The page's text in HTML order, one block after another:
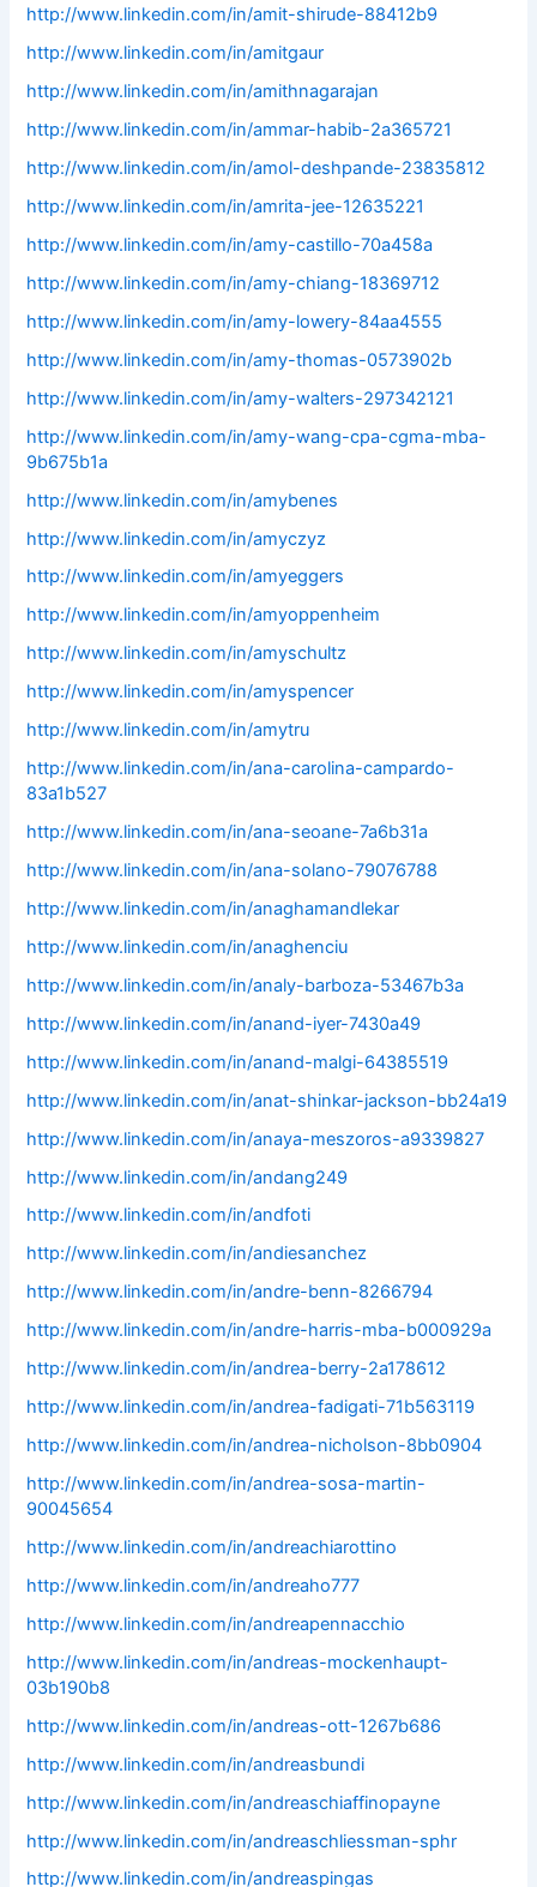
http://www.linkedin.com/in/amit-shirude-88412b9
http://www.linkedin.com/in/amitgaur
http://www.linkedin.com/in/amithnagarajan
http://www.linkedin.com/in/ammar-habib-2a365721
http://www.linkedin.com/in/amol-deshpande-23835812
http://www.linkedin.com/in/amrita-jee-12635221
http://www.linkedin.com/in/amy-castillo-70a458a
http://www.linkedin.com/in/amy-chiang-18369712
http://www.linkedin.com/in/amy-lowery-84aa4555
http://www.linkedin.com/in/amy-thomas-0573902b
http://www.linkedin.com/in/amy-walters-297342121
http://www.linkedin.com/in/amy-wang-cpa-cgma-mba-
9b675b1a
http://www.linkedin.com/in/amybenes
http://www.linkedin.com/in/amyczyz
http://www.linkedin.com/in/amyeggers
http://www.linkedin.com/in/amyoppenheim
http://www.linkedin.com/in/amyschultz
http://www.linkedin.com/in/amyspencer
http://www.linkedin.com/in/amytru
http://www.linkedin.com/in/ana-carolina-campardo-
83a1b527
http://www.linkedin.com/in/ana-seoane-7a6b31a
http://www.linkedin.com/in/ana-solano-79076788
http://www.linkedin.com/in/anaghamandlekar
http://www.linkedin.com/in/anaghenciu
http://www.linkedin.com/in/analy-barboza-53467b3a
http://www.linkedin.com/in/anand-iyer-7430a49
http://www.linkedin.com/in/anand-malgi-64385519
http://www.linkedin.com/in/anat-shinkar-jackson-bb24a19
http://www.linkedin.com/in/anaya-meszoros-a9339827
http://www.linkedin.com/in/andang249
http://www.linkedin.com/in/andfoti
http://www.linkedin.com/in/andiesanchez
http://www.linkedin.com/in/andre-benn-8266794
http://www.linkedin.com/in/andre-harris-mba-b000929a
http://www.linkedin.com/in/andrea-berry-2a178612
http://www.linkedin.com/in/andrea-fadigati-71b563119
http://www.linkedin.com/in/andrea-nicholson-8bb0904
http://www.linkedin.com/in/andrea-sosa-martin-
90045654
http://www.linkedin.com/in/andreachiarottino
http://www.linkedin.com/in/andreaho777
http://www.linkedin.com/in/andreapennacchio
http://www.linkedin.com/in/andreas-mockenhaupt-
03b190b8
http://www.linkedin.com/in/andreas-ott-1267b686
http://www.linkedin.com/in/andreasbundi
http://www.linkedin.com/in/andreaschiaffinopayne
http://www.linkedin.com/in/andreaschliessman-sphr
http://www.linkedin.com/in/andreaspingas